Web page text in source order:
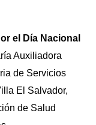
el Día Nacional
Auxiliadora
de Servicios
El Salvador,
de Salud